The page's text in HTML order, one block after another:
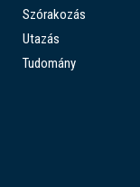
Szórakozás
Utazás
Tudomány